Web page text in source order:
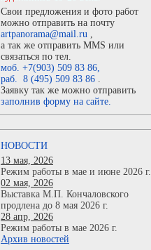
Свои предложения и фото работ
можно отправить на почту
artpanorama@mail.ru ,
а так же отправить MMS или
связаться по тел.
моб. +7(903) 509 83 86,
раб. 8 (495) 509 83 86 .
Заявку так же можно отправить
заполнив форму на сайте.
НОВОСТИ
13 мая, 2026
Режим работы в мае и июне 2026 г.
02 мая, 2026
Выставка М.П. Кончаловского
продлена до 8 мая 2026 г.
28 апр, 2026
Режим работы в мае 2026 г.
Архив новостей